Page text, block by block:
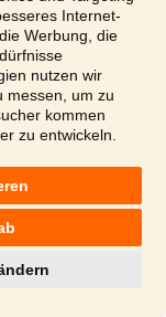
Internet-
Werbung, die
nutzen wir
messen, um zu
kommen
zu entwickeln.